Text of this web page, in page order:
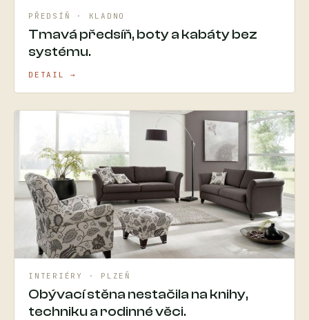
PŘEDSÍŇ · KLADNO
Tmavá předsíň, boty a kabáty bez
systému.
DETAIL →
INTERIÉRY · PLZEŇ
Obývací stěna nestačila na knihy,
techniku a rodinné věci.